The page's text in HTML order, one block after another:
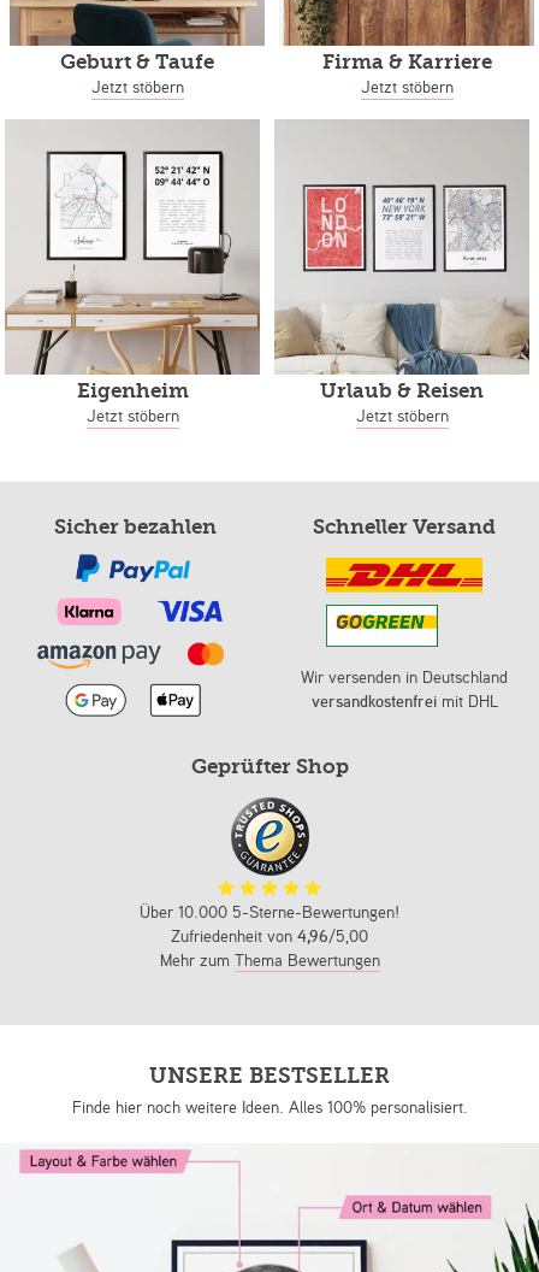
Geburt & Taufe
Jetzt stöbern
Firma & Karriere
Jetzt stöbern
Eigenheim
Jetzt stöbern
Urlaub & Reisen
Jetzt stöbern
Sicher bezahlen Schneller Versand
Wir versenden in Deutschland
versandkostenfreimit DHL
Geprüfter Shop
Über 10.000 5-Sterne-Bewertungen!
Zufriedenheit von 4,96/5,00
Mehr zum Thema Bewertungen
UNSERE BESTSELLER
Finde hier noch weitere Ideen. Alles 100% personalisiert.